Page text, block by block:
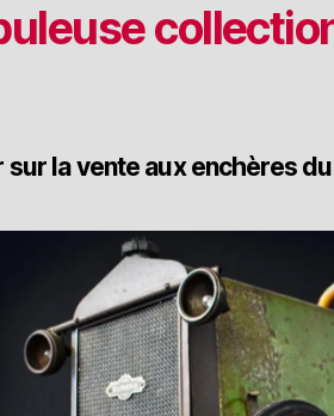
sur la vente aux enchères